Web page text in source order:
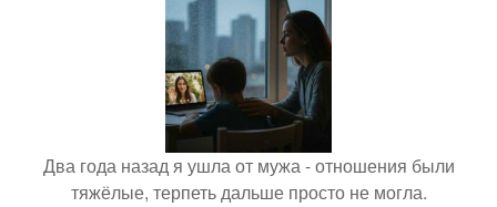
Два года назад я ушла от мужа - отношения были
тяжёлые, терпеть дальше просто не могла.